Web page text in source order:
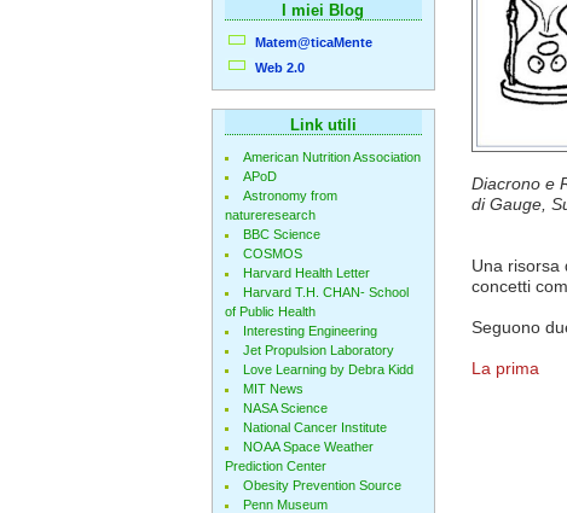
Diacrono e
di Gauge,
Una risorsa
concetti
Seguono
La prima
I miei Blog
Matem@ticaMente
Web 2.0
Link utili
American Nutrition Association
APoD
Astronomy from
natureresearch
BBC Science
COSMOS
Harvard Health Letter
Harvard T.H. CHAN- School
of Public Health
Interesting Engineering
Jet Propulsion Laboratory
Love Learning by Debra Kidd
MIT News
NASA Science
National Cancer Institute
NOAA Space Weather
Prediction Center
Obesity Prevention Source
Penn Museum